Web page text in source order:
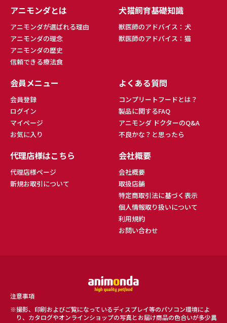
アニモンダとは
アニモンダが選ばれる理由
アニモンダの理念
アニモンダの歴史
信頼できる療法食
犬猫飼育基礎知識
獣医師のアドバイス：犬
獣医師のアドバイス：猫
会員メニュー
会員登録
ログイン
マイページ
お気に入り
よくある質問
コンプリートフードとは？
製品に関するFAQ
アニモンダ ドクターのQ&A
不良かな？と思ったら
代理店様はこちら
代理店様ページ
新規お取引について
会社概要
会社概要
取扱店舗
特定商取引法に基づく表示
個人情報取り扱いについて
利用規約
お問い合わせ
注意事項
撮影、印刷およびご覧になっているディスプレイ等のパソコン環境によ
り、カタログやオンラインショップの写真とお届け商品の色合いが多少異